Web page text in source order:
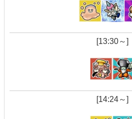
[13:30～]
[14:24～]